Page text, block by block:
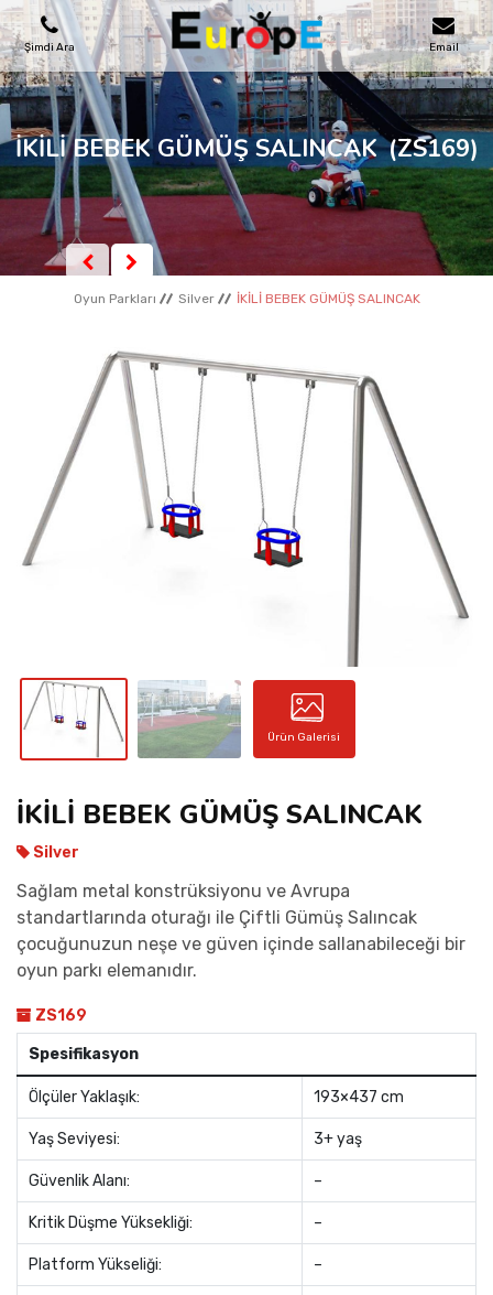
Şimdi Ara Email
OYUN PARKLARI
SKATEPARKLAR
AHŞAP EVLER
KENT MOBILYALARI
SPOR ALANLARI
REFERANSLAR
İLETIŞIM
İKİLİ BEBEK GÜMÜŞ SALINCAK (ZS169)
Oyun Parkları Silver İKİLİ BEBEK GÜMÜŞ SALINCAK
Ürün Galerisi
İKİLİ BEBEK GÜMÜŞ SALINCAK
Silver
Sağlam metal konstrüksiyonu ve Avrupa
standartlarında oturağı ile Çiftli Gümüş Salıncak
çocuğunuzun neşe ve güven içinde sallanabileceği bir
oyun parkı elemanıdır.
ZS169
Spesifikasyon
Ölçüler Yaklaşık: 193×437 cm
Yaş Seviyesi: 3+ yaş
Güvenlik Alanı: –
Kritik Düşme Yüksekliği: –
Platform Yükseliği: –